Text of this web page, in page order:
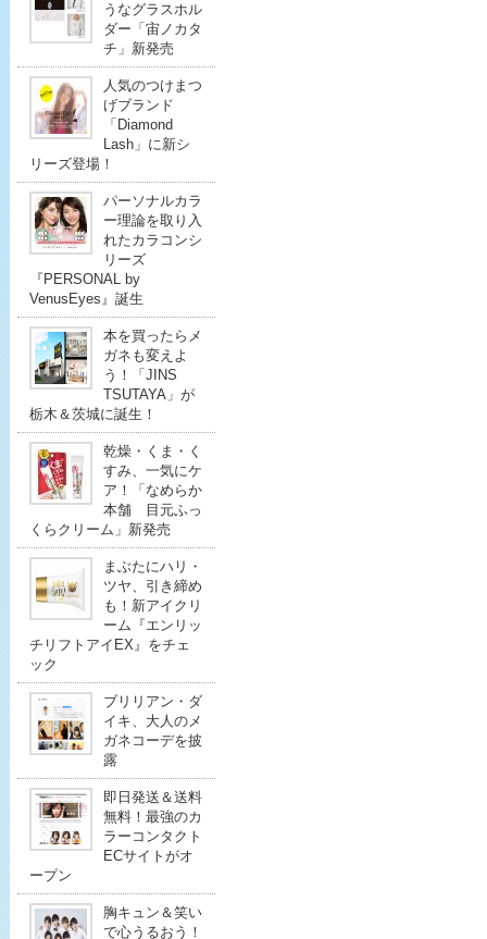
うなグラスホル
ダー「宙ノカタ
チ」新発売
人気のつけまつ
げブランド
「Diamond
Lash」に新シ
リーズ登場！
パーソナルカラ
ー理論を取り入
れたカラコンシ
リーズ
『PERSONAL by
VenusEyes』誕生
本を買ったらメ
ガネも変えよ
う！「JINS
TSUTAYA」が
栃木＆茨城に誕生！
乾燥・くま・く
すみ、一気にケ
ア！「なめらか
本舗 目元ふっ
くらクリーム」新発売
まぶたにハリ・
ツヤ、引き締め
も！新アイクリ
ーム『エンリッ
チリフトアイEX』をチェ
ック
ブリリアン・ダ
イキ、大人のメ
ガネコーデを披
露
即日発送＆送料
無料！最強のカ
ラーコンタクト
ECサイトがオ
ープン
胸キュン＆笑い
で心うるおう！